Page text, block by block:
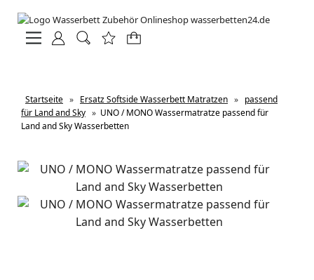
Startseite » Ersatz Softside Wasserbett Matratzen » passend
für Land and Sky » UNO / MONO Wassermatratze passend für
Land and Sky Wasserbetten